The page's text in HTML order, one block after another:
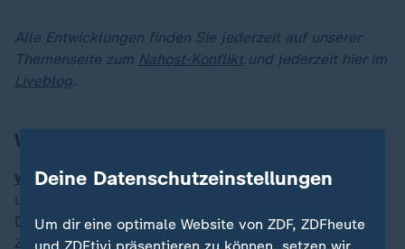
Alle Entwicklungen finden Sie jederzeit auf unserer
Themenseite zum Nahost-Konfliktund jederzeit hier im
Liveblog.
Was im Ukraine-Krieg passiert ist
Wie steht die Ukraine zu Verhandlungen mit Russland
und was denken die Ukrainer über Selenskys Politik?
Der ukrainische Historiker Jaroslaw Hrytsak erklärt im
ZDFheute-Interview die Zusammenhänge.
Deine Datenschutzeinstellungen
Um dir eine optimale Website von ZDF, ZDFheute